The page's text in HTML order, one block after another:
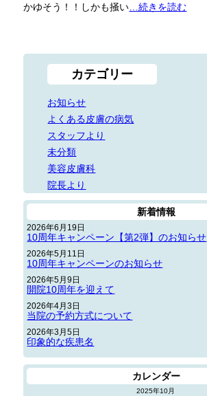
かゆそう！！しかも掻い …続きを読む
カテゴリー
お知らせ
よくある皮膚の病気
スタッフより
未分類
美容皮膚科
院長より
新着情報
2026年6月19日
10周年キャンペーン【第2弾】のお知らせ
2026年5月11日
10周年キャンペーンのお知らせ
2026年5月9日
開院10周年を迎えて
2026年4月3日
当院の予約方式について
2026年3月5日
印象的な疾患名
カレンダー
2025年10月